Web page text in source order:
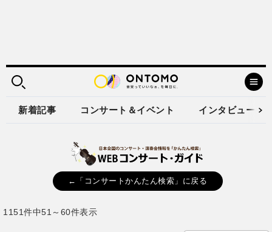
新着記事 コンサート＆イベント インタビュー
←「コンサートかんたん検索」に戻る
1151件中51～60件表示